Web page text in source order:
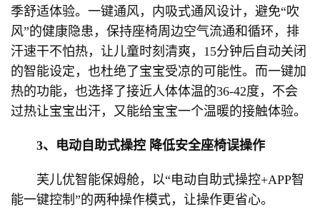
季舒适体验。一键通风，内吸式通风设计，避免“吹
风”的健康隐患，保持座椅周边空气流通和循环，排
汗速干不怕热，让儿童时刻清爽，15分钟后自动关闭
的智能设定，也杜绝了宝宝受凉的可能性。而一键加
热的功能，也选择了接近人体体温的36-42度，不会
过热让宝宝出汗，又能给宝宝一个温暖的接触体验。
3、电动自助式操控 降低安全座椅误操作
芙儿优智能保姆舱，以“电动自助式操控+APP智
能一键控制”的两种操作模式，让操作更省心。